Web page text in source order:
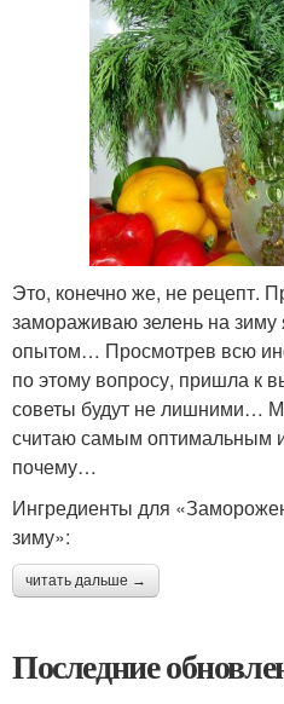
Это, конечно же, не рецепт.
замораживаю зелень на зиму
опытом… Просмотрев всю
по этому вопросу, пришла к
советы будут не лишними…
считаю самым оптимальным
почему…
Ингредиенты для
зиму»:
читать дальше →
Последние